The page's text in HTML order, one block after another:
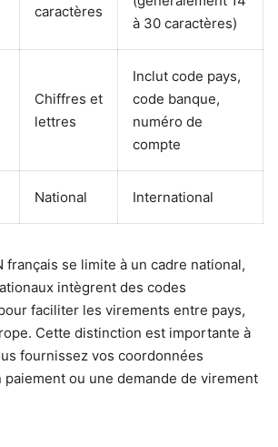
caractères
à 30 caractères)
Chiffres et
lettres
Inclut code pays,
code banque,
numéro de
compte
National International
français se limite à un cadre national,
intègrent des codes
faciliter les virements entre pays,
Cette distinction est importante à
fournissez vos coordonnées
paiement ou une demande de virement